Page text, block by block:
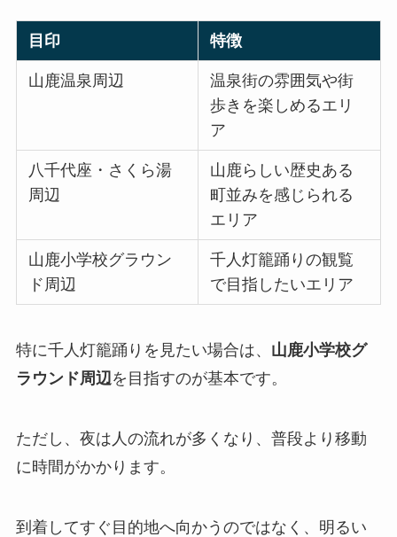
目印 特徴
山鹿温泉周辺
温泉街の雰囲気や街
歩きを楽しめるエリ
ア
八千代座・さくら湯
周辺
山鹿らしい歴史ある
町並みを感じられる
エリア
山鹿小学校グラウン
ド周辺
千人灯籠踊りの観覧
で目指したいエリア
特に千人灯籠踊りを見たい場合は、 山鹿小学校グ
ラウンド周辺を目指すのが基本です。
ただし、夜は人の流れが多くなり、普段より移動
に時間がかかります。
到着してすぐ目的地へ向かうのではなく、明るい